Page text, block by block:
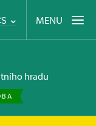
MENU
hradu